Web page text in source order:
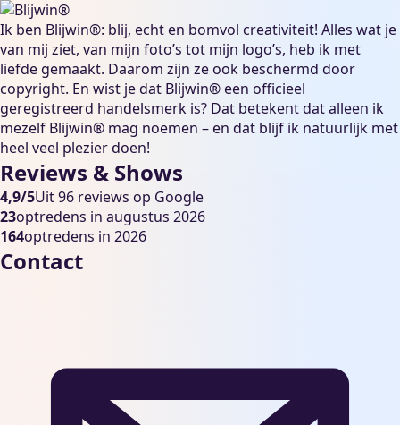
Ik ben Blijwin®: blij, echt en bomvol creativiteit! Alles wat je
van mij ziet, van mijn foto’s tot mijn logo’s, heb ik met
liefde gemaakt. Daarom zijn ze ook beschermd door
copyright. En wist je dat Blijwin® een officieel
geregistreerd handelsmerk is? Dat betekent dat alleen ik
mezelf Blijwin® mag noemen – en dat blijf ik natuurlijk met
heel veel plezier doen!
Reviews & Shows
4,9/5Uit 96 reviews op Google
23optredens in augustus 2026
164optredens in 2026
Contact